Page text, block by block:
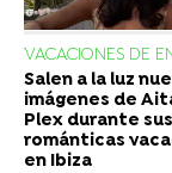
VACACIONES DE
Salen a la luz
imágenes de
Plex durante sus
románticas
en Ibiza